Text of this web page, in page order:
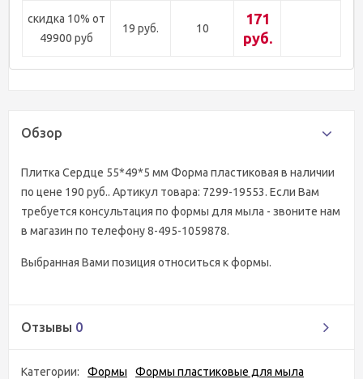
скидка 10% от
49900 руб
19 руб. 10
171
руб.
Обзор
Плитка Сердце 55*49*5 мм Форма пластиковая в наличии
по цене 190 руб.. Артикул товара: 7299-19553. Если Вам
требуется консультация по формы для мыла - звоните нам
в магазин по телефону 8-495-1059878.
Выбранная Вами позиция относиться к формы.
Отзывы 0
Категории: Формы
Формы пластиковые для мыла